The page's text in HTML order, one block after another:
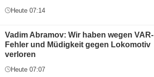
Heute 07:14
Vadim Abramov: Wir haben wegen VAR-
Fehler und Müdigkeit gegen Lokomotiv
verloren
Heute 07:07